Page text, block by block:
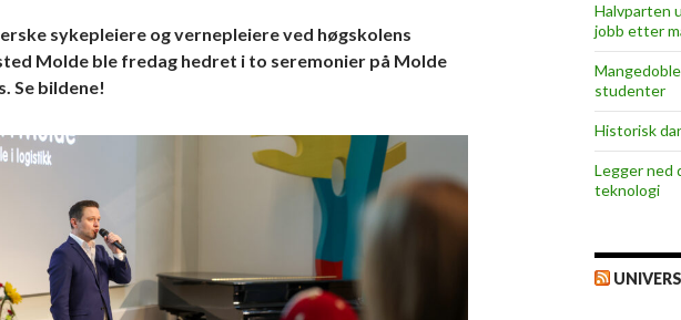
sykepleiere og vernepleiere ved høgskolens
Molde ble fredag hedret i to seremonier på Molde
Se bildene!
Halvparten
jobb etter
studenter
Historisk
Legger ned
teknologi